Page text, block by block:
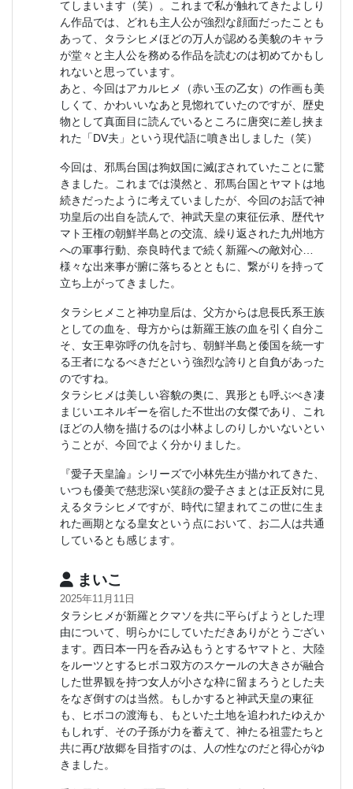
てしまいます（笑）。これまで私が触れてきたよしり
ん作品では、どれも主人公が強烈な顔面だったことも
あって、タラシヒメほどの万人が認める美貌のキャラ
が堂々と主人公を務める作品を読むのは初めてかもし
れないと思っています。
あと、今回はアカルヒメ（赤い玉の乙女）の作画も美
しくて、かわいいなあと見惚れていたのですが、歴史
物として真面目に読んでいるところに唐突に差し挟ま
れた「DV夫」という現代語に噴き出しました（笑）
今回は、邪馬台国は狗奴国に滅ぼされていたことに驚
きました。これまでは漠然と、邪馬台国とヤマトは地
続きだったように考えていましたが、今回のお話で神
功皇后の出自を読んで、神武天皇の東征伝承、歴代ヤ
マト王権の朝鮮半島との交流、繰り返された九州地方
への軍事行動、奈良時代まで続く新羅への敵対心…
様々な出来事が腑に落ちるとともに、繋がりを持って
立ち上がってきました。
タラシヒメこと神功皇后は、父方からは息長氏系王族
としての血を、母方からは新羅王族の血を引く自分こ
そ、女王卑弥呼の仇を討ち、朝鮮半島と倭国を統一す
る王者になるべきだという強烈な誇りと自負があった
のですね。
タラシヒメは美しい容貌の奥に、異形とも呼ぶべき凄
まじいエネルギーを宿した不世出の女傑であり、これ
ほどの人物を描けるのは小林よしのりしかいないとい
うことが、今回でよく分かりました。
『愛子天皇論』シリーズで小林先生が描かれてきた、
いつも優美で慈悲深い笑顔の愛子さまとは正反対に見
えるタラシヒメですが、時代に望まれてこの世に生ま
れた画期となる皇女という点において、お二人は共通
しているとも感じます。
まいこ
2025年11月11日
タラシヒメが新羅とクマソを共に平らげようとした理
由について、明らかにしていただきありがとうござい
ます。西日本一円を呑み込もうとするヤマトと、大陸
をルーツとするヒボコ双方のスケールの大きさが融合
した世界観を持つ女人が小さな枠に留まろうとした夫
をなぎ倒すのは当然。もしかすると神武天皇の東征
も、ヒボコの渡海も、もといた土地を追われたゆえか
もしれず、その子孫が力を蓄えて、神たる祖霊たちと
共に再び故郷を目指すのは、人の性なのだと得心がゆ
きました。